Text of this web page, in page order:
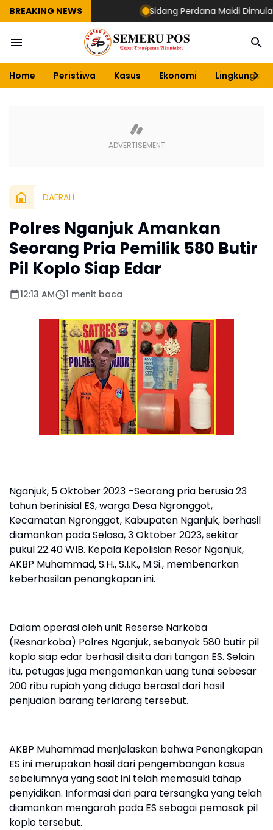
BREAKING NEWS Sidang Perdana Maidi Dimulai,
Home Peristiwa Kasus Ekonomi Lingkungan
DAERAH
Polres Nganjuk Amankan
Seorang Pria Pemilik 580 Butir
Pil Koplo Siap Edar
12:13 AM 1 menit baca
Nganjuk, 5 Oktober 2023 –Seorang pria berusia 23
tahun berinisial ES, warga Desa Ngronggot,
Kecamatan Ngronggot, Kabupaten Nganjuk, berhasil
diamankan pada Selasa, 3 Oktober 2023, sekitar
pukul 22.40 WIB. Kepala Kepolisian Resor Nganjuk,
AKBP Muhammad, S.H., S.I.K., M.Si., membenarkan
keberhasilan penangkapan ini.
Dalam operasi oleh unit Reserse Narkoba
(Resnarkoba) Polres Nganjuk, sebanyak 580 butir pil
koplo siap edar berhasil disita dari tangan ES. Selain
itu, petugas juga mengamankan uang tunai sebesar
200 ribu rupiah yang diduga berasal dari hasil
penjualan barang terlarang tersebut.
AKBP Muhammad menjelaskan bahwa Penangkapan
ES ini merupakan hasil dari pengembangan kasus
sebelumnya yang saat ini telah memasuki tahap
penyidikan. Informasi dari para tersangka yang telah
diamankan mengarah pada ES sebagai pemasok pil
koplo tersebut.